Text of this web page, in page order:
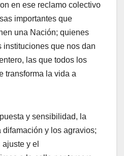
en ese reclamo colectivo
importantes que
una Nación; quienes
instituciones que nos dan
las que todos los
transforma la vida a
y sensibilidad, la
y los agravios;
y el